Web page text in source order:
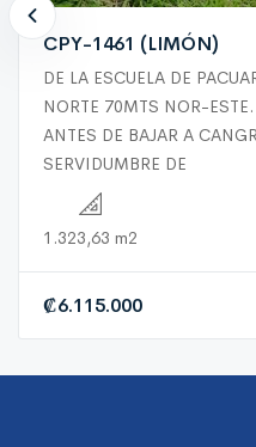
CPY-1461 (LIMÓN)
DE LA ESCUELA DE
NORTE 70MTS NOR-
ANTES DE BAJAR A
SERVIDUMBRE DE
1.323,63 m2
₡6.115.000